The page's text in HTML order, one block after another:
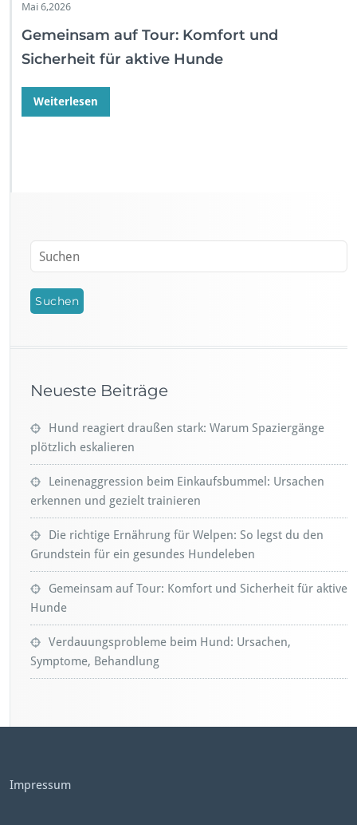
Mai 6,2026
Gemeinsam auf Tour: Komfort und
Sicherheit für aktive Hunde
Weiterlesen
Neueste Beiträge
Hund reagiert draußen stark: Warum Spaziergänge
plötzlich eskalieren
Leinenaggression beim Einkaufsbummel: Ursachen
erkennen und gezielt trainieren
Die richtige Ernährung für Welpen: So legst du den
Grundstein für ein gesundes Hundeleben
Gemeinsam auf Tour: Komfort und Sicherheit für aktive
Hunde
Verdauungsprobleme beim Hund: Ursachen,
Symptome, Behandlung
Impressum